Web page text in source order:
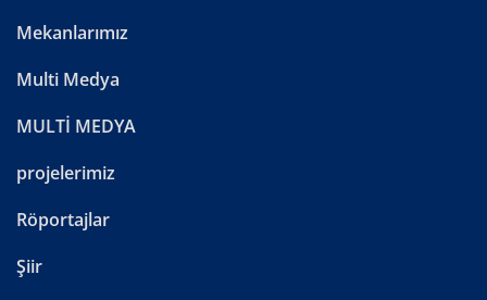
Mekanlarımız
Multi Medya
MULTİ MEDYA
projelerimiz
Röportajlar
Şiir